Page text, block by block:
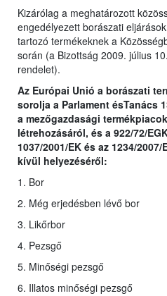
Kizárólag a meghatározott
engedélyezett borászati
tartozó termékeknek a
során (a Bizottság 2009. július
rendelet).
Az Európai Unió a borászati
sorolja a Parlament ésTanács
a mezőgazdasági
létrehozásáról, és a 922/72/
1037/2001/EK és az 1234/
kívül helyezéséről:
1. Bor
2. Még erjedésben lévő bor
3. Likőrbor
4. Pezsgő
5. Minőségi pezsgő
6. Illatos minőségi pezsgő